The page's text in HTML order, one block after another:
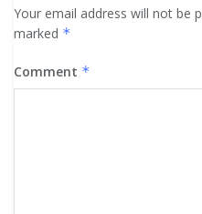
Your email address will not be
marked *
Comment *